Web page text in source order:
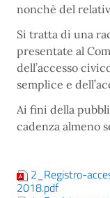
nonchè del
Si tratta di una
presentate al
dell’accesso
semplice e
Ai fini della
cadenza almeno
2_Registro-
2018.pdf